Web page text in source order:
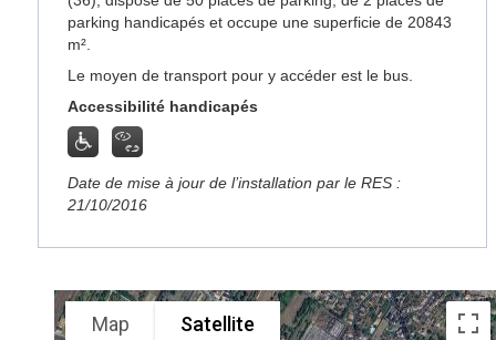
parking handicapés et occupe une superficie de 20843
m².
Le moyen de transport pour y accéder est le bus.
Accessibilité handicapés
Date de mise à jour de l’installation par le RES :
21/10/2016
Map Satellite